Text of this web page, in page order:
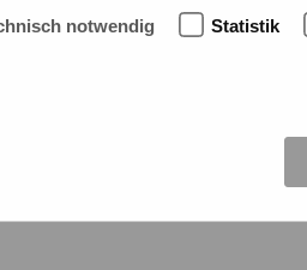
Ihre Anfrage besser
notwendig Statistik